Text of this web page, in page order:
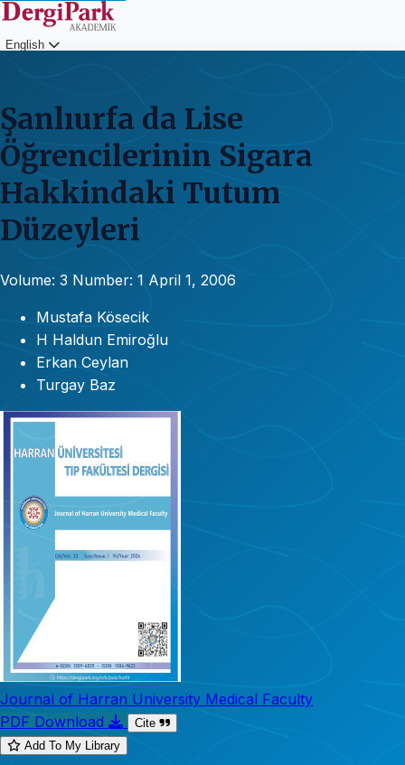
English
Şanlıurfa da Lise
Öğrencilerinin Sigara
Hakkindaki Tutum
Düzeyleri
Volume: 3 Number: 1 April 1, 2006
Mustafa Kösecik
H Haldun Emiroğlu
Erkan Ceylan
Turgay Baz
Journal of Harran University Medical Faculty
PDF Download
Cite
Add To My Library